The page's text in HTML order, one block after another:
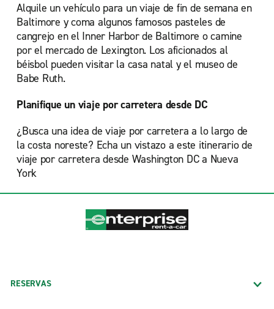
Alquile un vehículo para un viaje de fin de semana en
Baltimore y coma algunos famosos pasteles de
cangrejo en el Inner Harbor de Baltimore o camine
por el mercado de Lexington. Los aficionados al
béisbol pueden visitar la casa natal y el museo de
Babe Ruth.
Planifique un viaje por carretera desde DC
¿Busca una idea de viaje por carretera a lo largo de
la costa noreste? Echa un vistazo a este itinerario de
viaje por carretera desde Washington DC a Nueva
York
RESERVAS